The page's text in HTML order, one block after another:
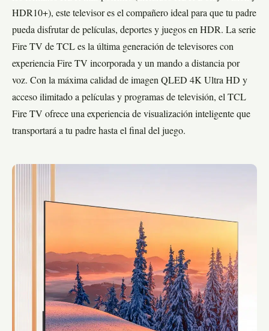
HDR10+), este televisor es el compañero ideal para que tu padre
pueda disfrutar de películas, deportes y juegos en HDR. La serie
Fire TV de TCL es la última generación de televisores con
experiencia Fire TV incorporada y un mando a distancia por
voz. Con la máxima calidad de imagen QLED 4K Ultra HD y
acceso ilimitado a películas y programas de televisión, el TCL
Fire TV ofrece una experiencia de visualización inteligente que
transportará a tu padre hasta el final del juego.